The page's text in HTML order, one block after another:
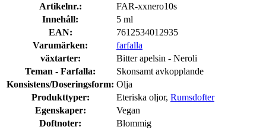
Artikelnr.:
FAR-xxnero10s
Innehåll:
5 ml
EAN:
7612534012935
Varumärken:
farfalla
växtarter:
Bitter apelsin - Neroli
Teman - Farfalla:
Skonsamt avkopplande
Konsistens/Doseringsform: Olja
Produkttyper:
Eteriska oljor, Rumsdofter
Egenskaper:
Vegan
Doftnoter:
Blommig